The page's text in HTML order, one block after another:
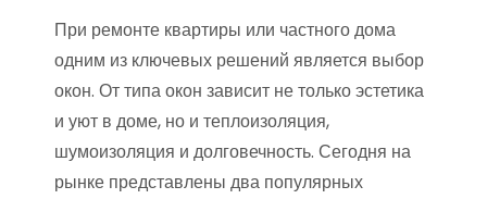
При ремонте квартиры или частного дома
одним из ключевых решений является выбор
окон. От типа окон зависит не только эстетика
и уют в доме, но и теплоизоляция,
шумоизоляция и долговечность. Сегодня на
рынке представлены два популярных